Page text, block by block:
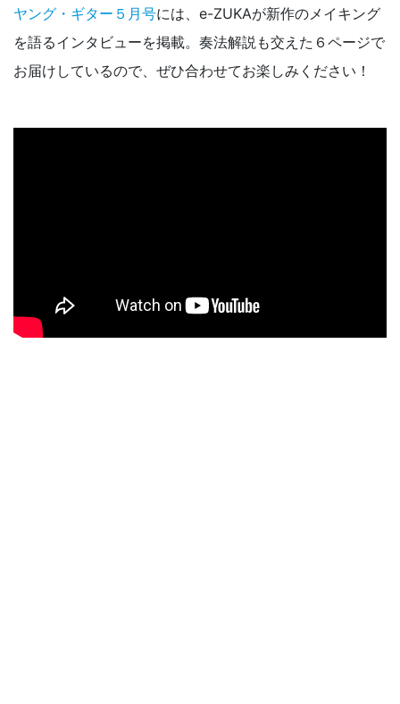
ヤング・ギター５月号には、e-ZUKAが新作のメイキング
を語るインタビューを掲載。奏法解説も交えた６ページで
お届けしているので、ぜひ合わせてお楽しみください！